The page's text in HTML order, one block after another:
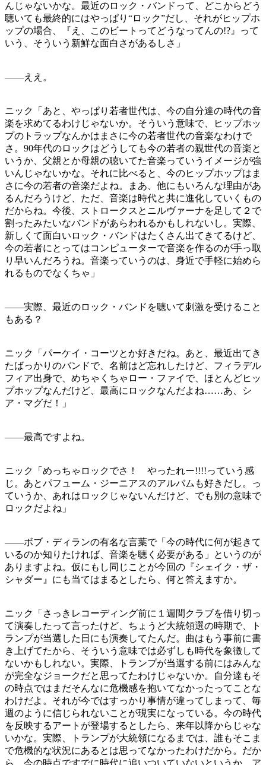
んじゃないかな。最近のロック・バンドって、どこからどう
聴いても最終的にはやっぱり“ロック”だし、それがヒップホ
ップの場合、『え、このビートってどうなってんの!?』って
いう、そういう新鮮な面白さがあるしさ」
——ええ。
ニック「あと、やっぱり若者世代は、今の自分達の時代の音
楽を求めてるわけじゃないか。そういう意味で、ヒップホッ
プのトラップなんかはまさに今の若者世代の音楽なわけで
さ。90年代のロックはどうしても今の若者の親世代の音楽と
いうか、父親とか母親の聴いてた音楽っていうイメージが強
いんじゃないかな。それに比べると、今のヒップホップはま
さに今の若者の音楽だよね。まあ、他にもいろんな理由があ
るんだろうけど、ただ、音楽は時代と共に進化していくもの
だからね。今後、ストロークスとニルヴァーナを足して２で
割ったみたいなバンドがあらわれるかもしれないし。実際、
新しくて面白いロック・バンドはたくさん出てきてるけど、
今の若者にとってはコンピューターで音楽を作るのが手っ取
り早いんだろうね。音楽っていうのは、身近で手軽に始めら
れるものでなくちゃ」
——実際、最近のロック・バンドを聴いて刺激を受けること
もある？
ニック「パーケイ・コーツとか好きだね。あと、最近出てき
たばっかりのバンドで、名前はど忘れしたけど、フィラデル
フィア出身で、めちゃくちゃロー・ファイで、ほとんどヒッ
プホップなんだけど、最高にロックなんだよね……あ、シ
ア・マグだ！」
——最高ですよね。
ニック「めっちゃロックでさ！ やったれー!!!!っていう感
じ。あとパフューム・ジーニアスのアルバムも好きだし。っ
ていうか、あれはロックじゃないんだけど、でも別の意味で
ロックだよね」
——ボブ・ディランの有名な言葉で「今の時代に何が起きて
いるのか知りたければ、音楽を聴く必要がある」というのが
ありますよね。仮にもし同じことが今回の『シェイク・ザ・
シャダー』にも当てはまるとしたら、何と答えますか。
ニック「さっきレコーディング前に１週間クラブを借り切っ
て演奏したって言ったけど、ちょうど大統領選の時期で、ト
ランプが当選した日にも演奏してたんだ。曲はもう事前に書
き上げてたから、そういう意味では必ずしも時代を象徴して
ないかもしれない。実際、トランプが当選する前にはみんな
が完全なジョークだと思ってたわけじゃないか。自分達もそ
の時点ではまだそんなに危機感を抱いてなかったってことな
わけだよ。それが今ではすっかり事情が違ってしまって、毎
週のように信じられないことが現実になっている。今の時代
を反映するアートが登場するとしたら、来年以降からじゃな
いかな。実際、トランプが大統領になるまでは、誰もそこま
で危機的な状況にあるとは思ってなかったわけだから。だか